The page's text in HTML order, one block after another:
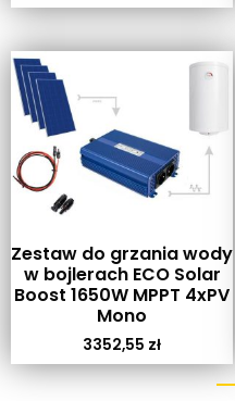
Zestaw do grzania wody
w bojlerach ECO Solar
Boost 1650W MPPT 4xPV
Mono
3352,55 zł